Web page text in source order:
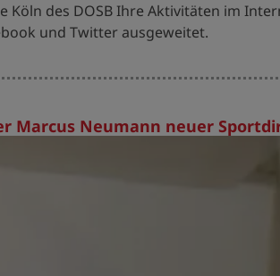
Köln des DOSB Ihre Aktivitäten im
und Twitter ausgeweitet.
Marcus Neumann neuer